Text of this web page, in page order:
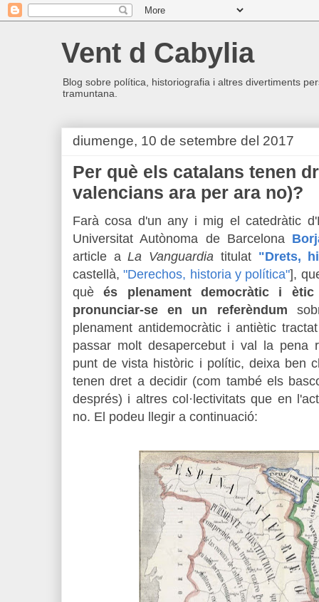
Vent d Cabylia
Blog sobre política, historiografia i altres divertiments
tramuntana.
diumenge, 10 de setembre del 2017
Per què els catalans tenen
valencians ara per ara no)?
Farà cosa d'un any i mig el catedràtic
Universitat Autònoma de Barcelona
article aLa Vanguardia titulat "Drets,
castellà,"Derechos, historia y política"],
quèés plenament democràtic i
pronunciar-se en un referèndum
plenament antidemocràtic i antiètic
passar molt desapercebut i val la pena
punt de vista històric i polític, deixa ben
tenen dret a decidir (com també els
després) i altres col·lectivitats que en
no. El podeu llegir a continuació: